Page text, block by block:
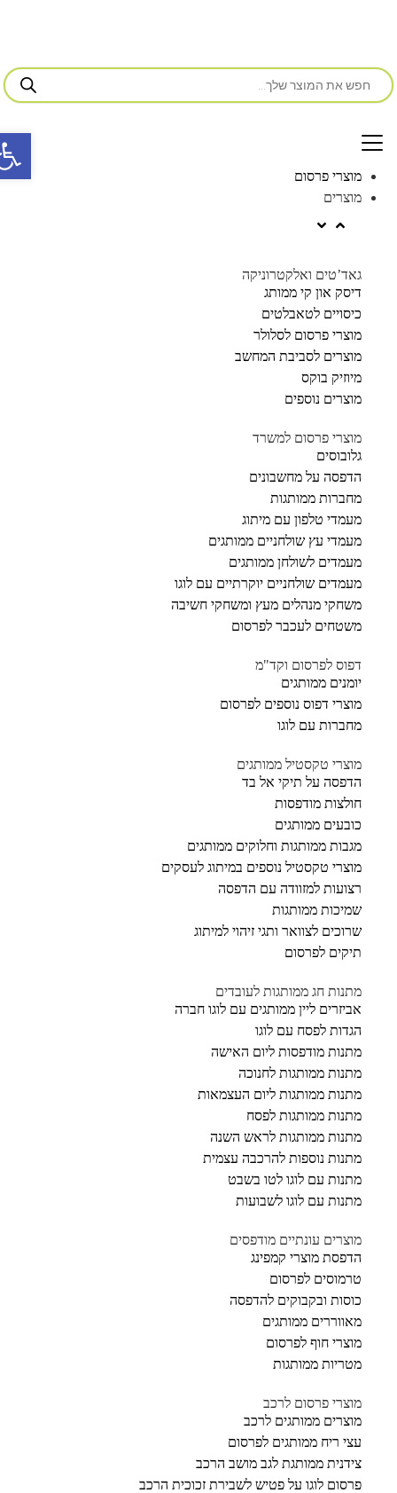
מוצרי פרסום
מוצרים
גאד’טים ואלקטרוניקה
דיסק און קי ממותג
כיסויים לטאבלטים
מוצרי פרסום לסלולר
מוצרים לסביבת המחשב
מיוזיק בוקס
מוצרים נוספים
מוצרי פרסום למשרד
גלובוסים
הדפסה על מחשבונים
מחברות ממותגות
מעמדי טלפון עם מיתוג
מעמדי עץ שולחניים ממותגים
מעמדים לשולחן ממותגים
מעמדים שולחניים יוקרתיים עם לוגו
משחקי מנהלים מעץ ומשחקי חשיבה
משטחים לעכבר לפרסום
דפוס לפרסום וקד"מ
יומנים ממותגים
מוצרי דפוס נוספים לפרסום
מחברות עם לוגו
מוצרי טקסטיל ממותגים
הדפסה על תיקי אל בד
חולצות מודפסות
כובעים ממותגים
מגבות ממותגות וחלוקים ממותגים
מוצרי טקסטיל נוספים במיתוג לעסקים
רצועות למזוודה עם הדפסה
שמיכות ממותגות
שרוכים לצוואר ותגי זיהוי למיתוג
תיקים לפרסום
מתנות חג ממותגות לעובדים
אביזרים ליין ממותגים עם לוגו חברה
הגדות לפסח עם לוגו
מתנות מודפסות ליום האישה
מתנות ממותגות לחנוכה
מתנות ממותגות ליום העצמאות
מתנות ממותגות לפסח
מתנות ממותגות לראש השנה
מתנות נוספות להרכבה עצמית
מתנות עם לוגו לטו בשבט
מתנות עם לוגו לשבועות
מוצרים עונתיים מודפסים
הדפסת מוצרי קמפינג
טרמוסים לפרסום
כוסות ובקבוקים להדפסה
מאווררים ממותגים
מוצרי חוף לפרסום
מטריות ממותגות
מוצרי פרסום לרכב
מוצרים ממותגים לרכב
עצי ריח ממותגים לפרסום
צידנית ממותגת לגב מושב הרכב
פרסום לוגו על פטיש לשבירת זכוכית הרכב
פתח